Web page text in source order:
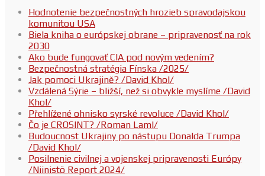
Hodnotenie bezpečnostných hrozieb spravodajskou
komunitou USA
Biela kniha o európskej obrane – pripravenosť na rok
2030
Ako bude fungovať CIA pod novým vedením?
Bezpečnostná stratégia Fínska /2025/
Jak pomoci Ukrajině? /David Khol/
Vzdálená Sýrie – bližší, než si obvykle myslíme /David
Khol/
Přehlížené ohnisko syrské revoluce /David Khol/
Čo je CROSINT? /Roman Laml/
Budoucnost Ukrajiny po nástupu Donalda Trumpa
/David Khol/
Posilnenie civilnej a vojenskej pripravenosti Európy
/Niinistö Report 2024/